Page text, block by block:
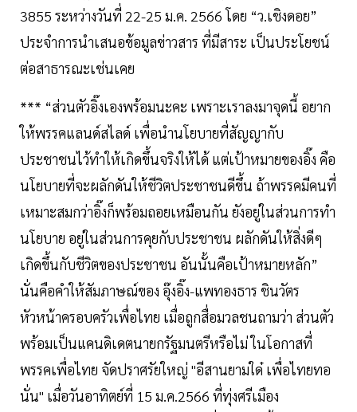
3855 ระหว่างวันที่ 22-25 ม.ค. 2566 โดย “ว.เชิงดอย”
ประจำการนำเสนอข้อมูลข่าวสาร ที่มีสาระ เป็นประโยชน์
ต่อสาธารณะเช่นเคย
*** “ส่วนตัวอิ๊งเองพร้อมนะคะ เพราะเราลงมาจุดนี้ อยาก
ให้พรรคแลนด์สไลด์ เพื่อนำนโยบายที่สัญญากับ
ประชาชนไว้ทำให้เกิดขึ้นจริงให้ได้ แต่เป้าหมายของอิ๊ง คือ
นโยบายที่จะผลักดันให้ชีวิตประชาชนดีขึ้น ถ้าพรรคมีคนที่
เหมาะสมกว่าอิ๊งก็พร้อมถอยเหมือนกัน ยังอยู่ในส่วนการทำ
นโยบาย อยู่ในส่วนการคุยกับประชาชน ผลักดันให้สิ่งดีๆ
เกิดขึ้นกับชีวิตของประชาชน อันนั้นคือเป้าหมายหลัก”
นั่นคือคำให้สัมภาษณ์ของ อุ๊งอิ๊ง-แพทองธาร ชินวัตร
หัวหน้าครอบครัวเพื่อไทย เมื่อถูกสื่อมวลชนถามว่า ส่วนตัว
พร้อมเป็นแคนดิเดตนายกรัฐมนตรีหรือไม่ ในโอกาสที่
พรรคเพื่อไทย จัดปราศรัยใหญ่ "อีสานยามใด๋ เพื่อไทยทอ
นั่น" เมื่อวันอาทิตย์ที่ 15 ม.ค.2566 ที่ทุ่งศรีเมือง